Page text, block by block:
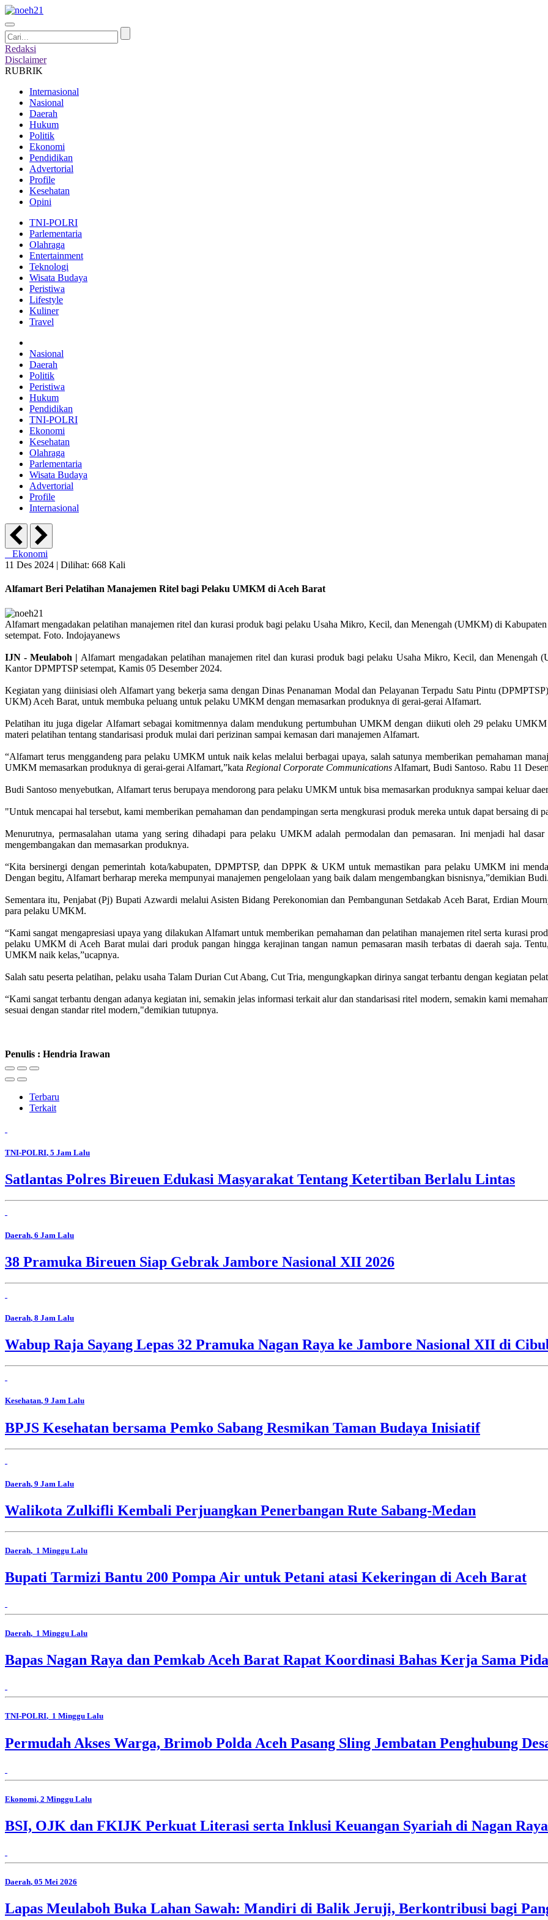
Redaksi
Disclaimer
RUBRIK
Internasional
Nasional
Daerah
Hukum
Politik
Ekonomi
Pendidikan
Advertorial
Profile
Kesehatan
Opini
TNI-POLRI
Parlementaria
Olahraga
Entertainment
Teknologi
Wisata Budaya
Peristiwa
Lifestyle
Kuliner
Travel
Nasional
Daerah
Politik
Peristiwa
Hukum
Pendidikan
TNI-POLRI
Ekonomi
Kesehatan
Olahraga
Parlementaria
Wisata Budaya
Advertorial
Profile
Internasional
Ekonomi
11 Des 2024 | Dilihat: 668 Kali
Alfamart Beri Pelatihan Manajemen Ritel bagi Pelaku UMKM di Aceh Barat
Alfamart mengadakan pelatihan manajemen ritel dan kurasi produk bagi pelaku Usaha Mikro, Kecil, dan Menengah (UMKM) di
setempat. Foto. Indojayanews
IJN - Meulaboh | Alfamart mengadakan pelatihan manajemen ritel dan kurasi produk bagi pelaku Usaha Mikro, Kecil, dan
Kantor DPMPTSP setempat, Kamis 05 Desember 2024.
Kegiatan yang diinisiasi oleh Alfamart yang bekerja sama dengan Dinas Penanaman Modal dan Pelayanan Terpadu Satu Pintu
UKM) Aceh Barat, untuk membuka peluang untuk pelaku UMKM dengan memasarkan produknya di gerai-gerai Alfamart.
Pelatihan itu juga digelar Alfamart sebagai komitmennya dalam mendukung pertumbuhan UMKM dengan diikuti oleh 29 pelaku
materi pelatihan tentang standarisasi produk mulai dari perizinan sampai kemasan dari manajemen Alfamart.
“Alfamart terus menggandeng para pelaku UMKM untuk naik kelas melalui berbagai upaya, salah satunya memberikan pemahaman
UMKM memasarkan produknya di gerai-gerai Alfamart,”kata Regional Corporate Communications Alfamart, Budi Santoso. Rabu 11
Budi Santoso menyebutkan, Alfamart terus berupaya mendorong para pelaku UMKM untuk bisa memasarkan produknya sampai keluar
"Untuk mencapai hal tersebut, kami memberikan pemahaman dan pendampingan serta mengkurasi produk mereka untuk dapat bersaing di
Menurutnya, permasalahan utama yang sering dihadapi para pelaku UMKM adalah permodalan dan pemasaran. Ini menjadi hal
mengembangakan dan memasarkan produknya.
“Kita bersinergi dengan pemerintah kota/kabupaten, DPMPTSP, dan DPPK & UKM untuk memastikan para pelaku UMKM ini
Dengan begitu, Alfamart berharap mereka mempunyai manajemen pengelolaan yang baik dalam mengembangkan bisnisnya,”demikian
Sementara itu, Penjabat (Pj) Bupati Azwardi melalui Asisten Bidang Perekonomian dan Pembangunan Setdakab Aceh Barat, Erdian
para pelaku UMKM.
“Kami sangat mengapresiasi upaya yang dilakukan Alfamart untuk memberikan pemahaman dan pelatihan manajemen ritel serta kurasi
pelaku UMKM di Aceh Barat mulai dari produk pangan hingga kerajinan tangan namun pemasaran masih terbatas di daerah saja.
UMKM naik kelas,”ucapnya.
Salah satu peserta pelatihan, pelaku usaha Talam Durian Cut Abang, Cut Tria, mengungkapkan dirinya sangat terbantu dengan kegiatan
“Kami sangat terbantu dengan adanya kegiatan ini, semakin jelas informasi terkait alur dan standarisasi ritel modern, semakin kami
sesuai dengan standar ritel modern,"demikian tutupnya.
Penulis : Hendria Irawan
Terbaru
Terkait
TNI-POLRI, 5 Jam Lalu
Satlantas Polres Bireuen Edukasi Masyarakat Tentang Ketertiban Berlalu Lintas
Daerah, 6 Jam Lalu
38 Pramuka Bireuen Siap Gebrak Jambore Nasional XII 2026
Daerah, 8 Jam Lalu
Wabup Raja Sayang Lepas 32 Pramuka Nagan Raya ke Jambore Nasional XII di
Kesehatan, 9 Jam Lalu
BPJS Kesehatan bersama Pemko Sabang Resmikan Taman Budaya Inisiatif
Daerah, 9 Jam Lalu
Walikota Zulkifli Kembali Perjuangkan Penerbangan Rute Sabang-Medan
Daerah, 1 Minggu Lalu
Bupati Tarmizi Bantu 200 Pompa Air untuk Petani atasi Kekeringan di Aceh Barat
Daerah, 1 Minggu Lalu
Bapas Nagan Raya dan Pemkab Aceh Barat Rapat Koordinasi Bahas Kerja Sama
TNI-POLRI, 1 Minggu Lalu
Permudah Akses Warga, Brimob Polda Aceh Pasang Sling Jembatan Penghubung
Ekonomi, 2 Minggu Lalu
BSI, OJK dan FKIJK Perkuat Literasi serta Inklusi Keuangan Syariah di Nagan Raya
Daerah, 05 Mei 2026
Lapas Meulaboh Buka Lahan Sawah: Mandiri di Balik Jeruji, Berkontribusi bagi